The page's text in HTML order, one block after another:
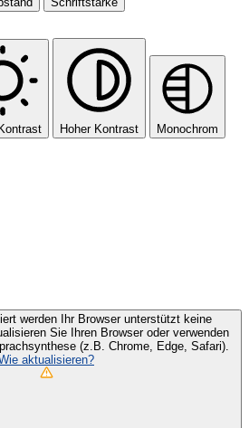
Hoher Kontrast Monochrom
werden Ihr Browser unterstützt keine
Sie Ihren Browser oder verwenden
(z.B. Chrome, Edge, Safari).
aktualisieren?